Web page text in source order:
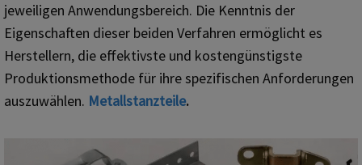
jeweiligen Anwendungsbereich. Die Kenntnis der
Eigenschaften dieser beiden Verfahren ermöglicht es
Herstellern, die effektivste und kostengünstigste
Produktionsmethode für ihre spezifischen Anforderungen
auszuwählen. Metallstanzteile.